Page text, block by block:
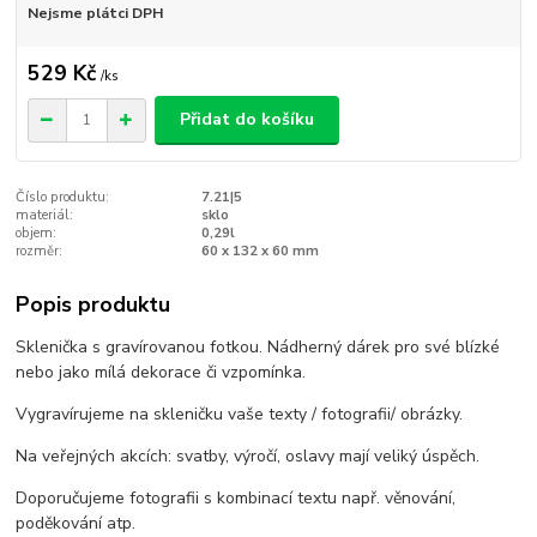
Nejsme plátci DPH
529 Kč /ks
Přidat do košíku
Číslo produktu:
7.21|5
materiál:
sklo
objem:
0,29l
rozměr:
60 x 132 x 60 mm
Popis produktu
Sklenička s gravírovanou fotkou. Nádherný dárek pro své blízké
nebo jako mílá dekorace či vzpomínka.
Vygravírujeme na skleničku vaše texty / fotografii/ obrázky.
Na veřejných akcích: svatby, výročí, oslavy mají veliký úspěch.
Doporučujeme fotografii s kombinací textu např. věnování,
poděkování atp.